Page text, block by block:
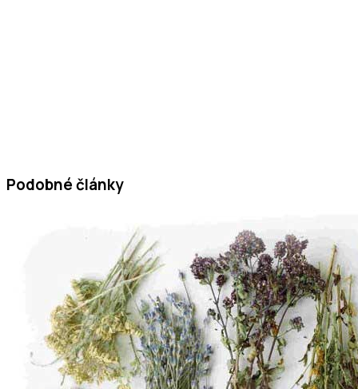
Podobné články